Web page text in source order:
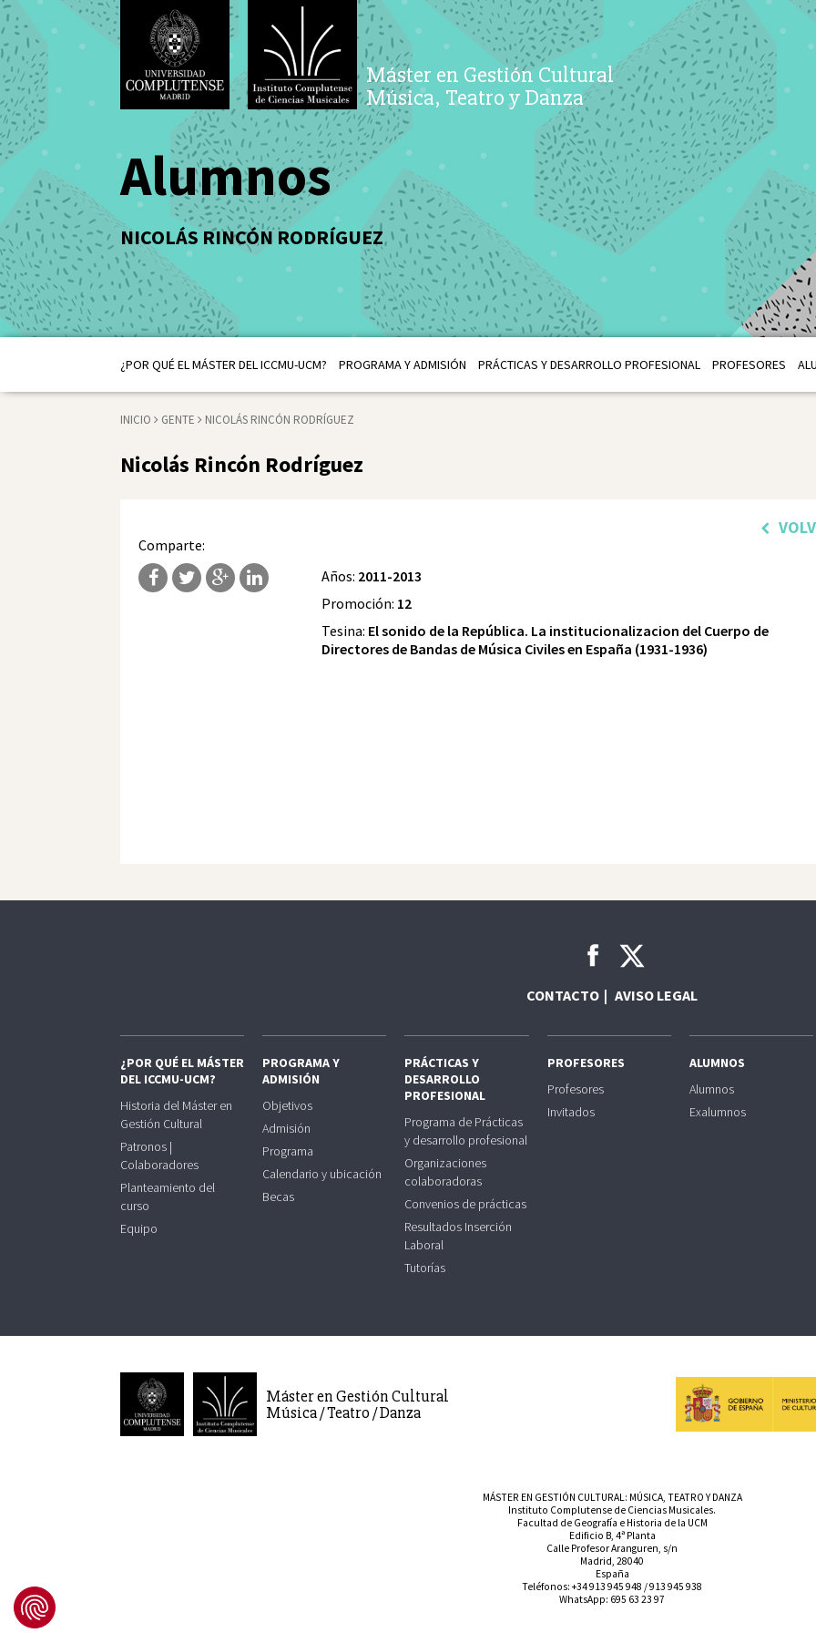
Máster en Gestión Cultural
Música, Teatro y Danza
Alumnos
NICOLÁS RINCÓN RODRÍGUEZ
¿POR QUÉ EL MÁSTER DEL ICCMU-UCM? PROGRAMA Y ADMISIÓN PRÁCTICAS Y DESARROLLO PROFESIONAL PROFESORES
INICIO GENTE NICOLÁS RINCÓN RODRÍGUEZ
Nicolás Rincón Rodríguez
Comparte:
Años: 2011-2013
Promoción: 12
Tesina: El sonido de la República. La institucionalizacion del Cuerpo de
Directores de Bandas de Música Civiles en España (1931-1936)
CONTACTO AVISO LEGAL
¿POR QUÉ EL MÁSTER
DEL ICCMU-UCM?
Historia del Máster en
Gestión Cultural
Patronos |
Colaboradores
Planteamiento del
curso
Equipo
PROGRAMA Y
ADMISIÓN
Objetivos
Admisión
Programa
Calendario y ubicación
Becas
PRÁCTICAS Y
DESARROLLO
PROFESIONAL
Programa de Prácticas
y desarrollo profesional
Organizaciones
colaboradoras
Convenios de prácticas
Resultados Inserción
Laboral
Tutorías
PROFESORES
Profesores
Invitados
ALUMNOS
Alumnos
Exalumnos
Máster en Gestión Cultural
Música / Teatro / Danza
MÁSTER EN GESTIÓN CULTURAL: MÚSICA, TEATRO Y DANZA
Instituto Complutense de Ciencias Musicales.
Facultad de Geografía e Historia de la UCM
Edificio B, 4ª Planta
Calle Profesor Aranguren, s/n
Madrid, 28040
España
Teléfonos: +34 913 945 948 /913 945 938
WhatsApp: 695 63 23 97